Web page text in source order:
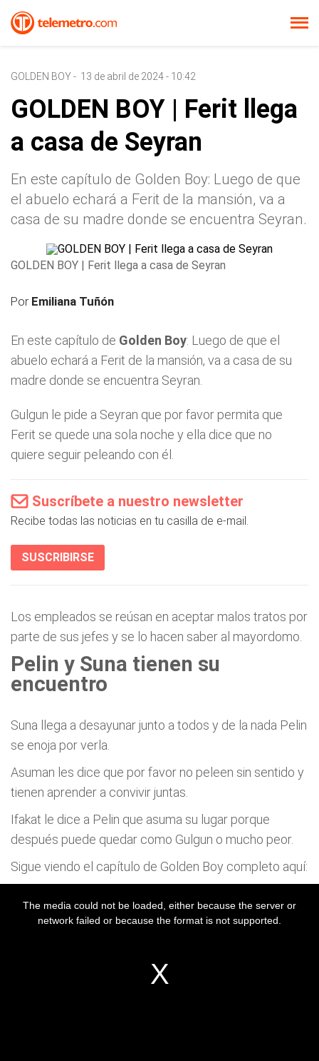
GOLDEN BOY- 13 de abril de 2024 - 10:42
GOLDEN BOY | Ferit llega
a casa de Seyran
En este capítulo de Golden Boy: Luego de que
el abuelo echará a Ferit de la mansión, va a
casa de su madre donde se encuentra Seyran.
GOLDEN BOY | Ferit llega a casa de Seyran
Por Emiliana Tuñón
En este capítulo de Golden Boy: Luego de que el
abuelo echará a Ferit de la mansión, va a casa de su
madre donde se encuentra Seyran.
Gulgun le pide a Seyran que por favor permita que
Ferit se quede una sola noche y ella dice que no
quiere seguir peleando con él.
Suscríbete a nuestro newsletter
Recibe todas las noticias en tu casilla de e-mail.
SUSCRIBIRSE
Los empleados se reúsan en aceptar malos tratos por
parte de sus jefes y se lo hacen saber al mayordomo.
Pelin y Suna tienen su
encuentro
Suna llega a desayunar junto a todos y de la nada Pelin
se enoja por verla.
Asuman les dice que por favor no peleen sin sentido y
tienen aprender a convivir juntas.
Ifakat le dice a Pelin que asuma su lugar porque
después puede quedar como Gulgun o mucho peor.
Sigue viendo el capítulo de Golden Boy completo aquí: